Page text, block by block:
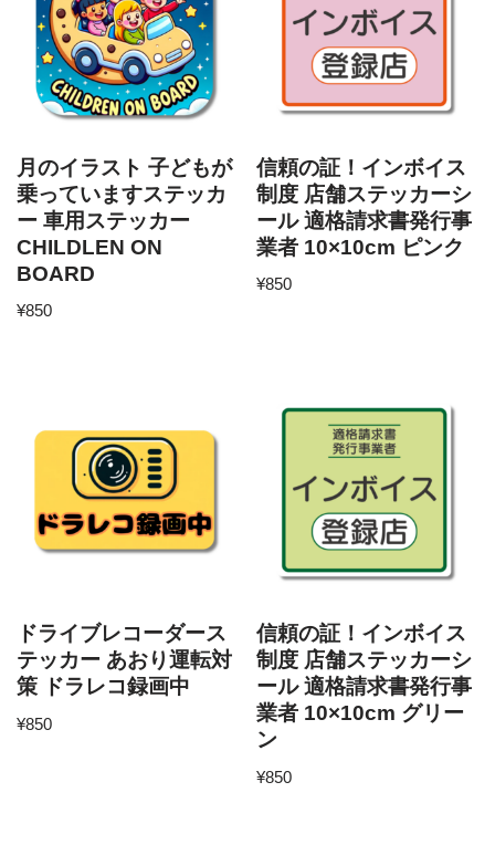
月のイラスト 子どもが
乗っていますステッカ
ー 車用ステッカー
CHILDLEN ON
BOARD
¥850
信頼の証！インボイス
制度 店舗ステッカーシ
ール 適格請求書発行事
業者 10×10cm ピンク
¥850
ドライブレコーダース
テッカー あおり運転対
策 ドラレコ録画中
¥850
信頼の証！インボイス
制度 店舗ステッカーシ
ール 適格請求書発行事
業者 10×10cm グリー
ン
¥850